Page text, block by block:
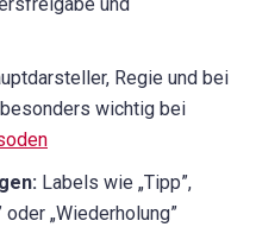
Regie und bei
wichtig bei
Labels wie „Tipp”,
oder „Wiederholung”